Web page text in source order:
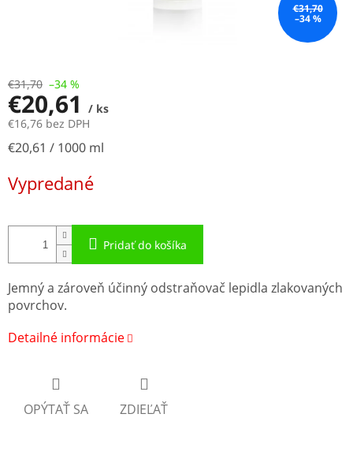
€31,70
–34 %
€31,70 –34 %
€20,61
/ ks
€16,76 bez DPH
Jednotková
€20,61 / 1000 ml
Vypredané
Pridať do košíka
Jemný a zároveň účinný odstraňovač lepidla zlakovaných
povrchov.
Detailné informácie
OPÝTAŤ SA ZDIEĽAŤ